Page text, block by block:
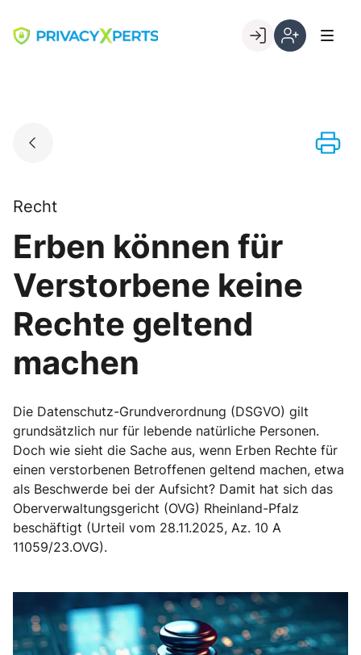
content
Go to landing page.
Recht
Erben können für
Verstorbene keine
Rechte geltend
machen
Die Datenschutz-Grundverordnung (DSGVO) gilt
grundsätzlich nur für lebende natürliche Personen.
Doch wie sieht die Sache aus, wenn Erben Rechte für
einen verstorbenen Betroffenen geltend machen, etwa
als Beschwerde bei der Aufsicht? Damit hat sich das
Oberverwaltungsgericht (OVG) Rheinland-Pfalz
beschäftigt (Urteil vom 28.11.2025, Az. 10 A
11059/23.OVG).